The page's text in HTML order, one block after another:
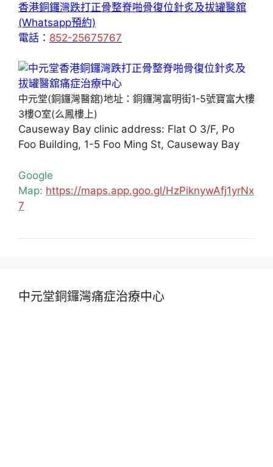
香港銅鑼灣跌打正骨整脊啪骨復位針炙及拔罐醫舘
(Whatsapp預約)
電話： 852-25675767
中元堂(銅鑼灣醫舘)地址：銅鑼灣富明街1-5號寶富大樓
3樓O室(么鳳樓上)
Causeway Bay clinic address: Flat O 3/F, Po
Foo Building, 1-5 Foo Ming St, Causeway Bay
Google
Map: https://maps.app.goo.gl/HzPiknywAfj1yrNx
7
中元堂銅鑼灣痛症治療中心